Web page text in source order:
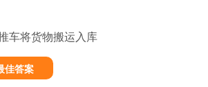
车将货物搬运入库
佳答案